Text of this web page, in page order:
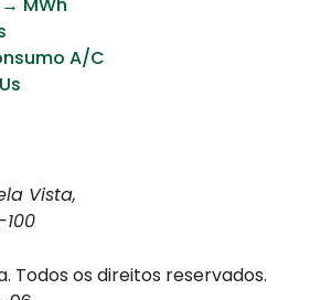
A/C
Vista,
100
Todos os direitos reservados.